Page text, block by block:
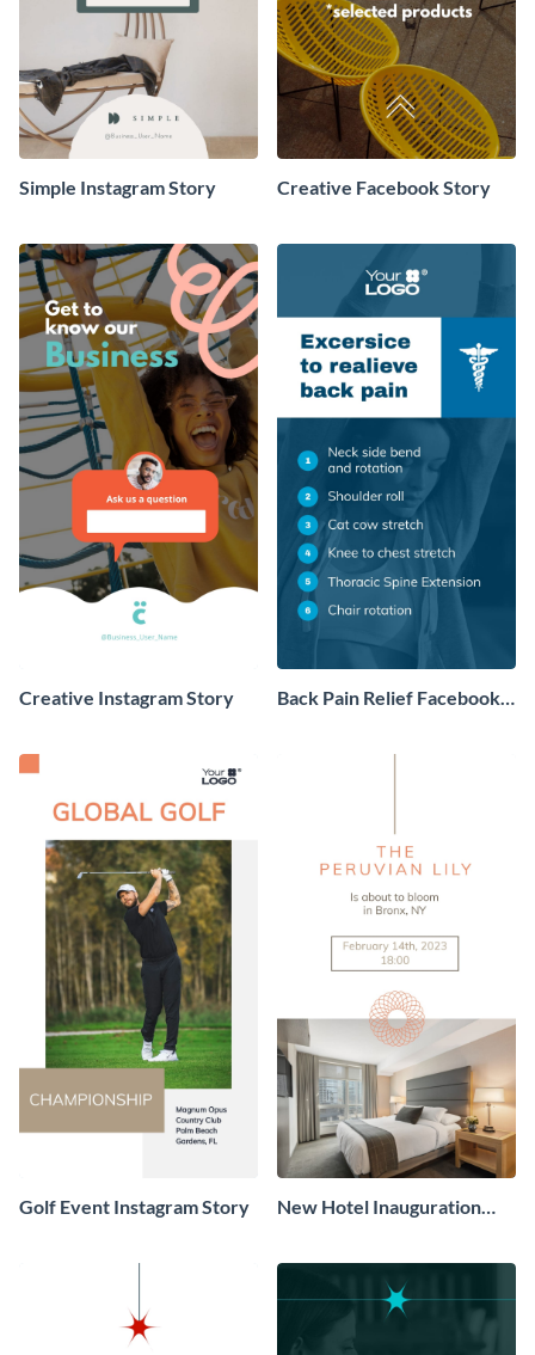
Simple Instagram Story Creative Facebook Story
Creative Instagram Story
Back Pain Relief Facebook
Golf Event Instagram Story
New Hotel Inauguration